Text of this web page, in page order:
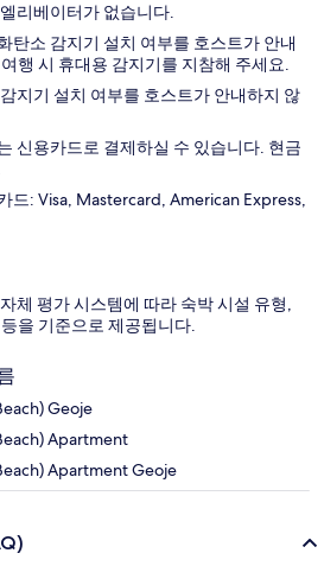
리베이터가 없습니다.
탄소 감지기 설치 여부를 호스트가 안내
행 시 휴대용 감지기를 지참해 주세요.
지기 설치 여부를 호스트가 안내하지 않
신용카드로 결제하실 수 있습니다. 현금
드: Visa, Mastercard, American Express,
체 평가 시스템에 따라 숙박 시설 유형,
을 기준으로 제공됩니다.
Geoje
Apartment
Apartment Geoje